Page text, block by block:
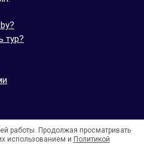
тур?
работы. Продолжая просматривать
использованием и Политикой